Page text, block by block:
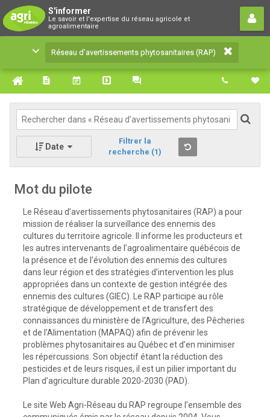
S'informer
Le savoir et l'expertise du réseau agricole et
agroalimentaire
Réseau d’avertissements
phytosanitaires (RAP)
Le savoir et l'expertise du réseau agricole et
agroalimentaire
Réseau d’avertissements phytosanitaires (RAP)
Date
Filtrer la
recherche (1)
Mot du pilote
Le Réseau d’avertissements phytosanitaires (RAP) a pour
mission de réaliser la surveillance des ennemis des
cultures du territoire agricole. Il informe les producteurs et
les autres intervenants de l’agroalimentaire québécois de
la présence et de l’évolution des ennemis des cultures
dans leur région et des stratégies d’intervention les plus
appropriées dans un contexte de gestion intégrée des
ennemis des cultures (GIEC). Le RAP participe au rôle
stratégique de développement et de transfert des
connaissances du ministère de l'Agriculture, des Pêcheries
et de l'Alimentation (MAPAQ) afin de prévenir les
problèmes phytosanitaires au Québec et d’en minimiser
les répercussions. Son objectif étant la réduction des
pesticides et de leurs risques, il est un pilier important du
Plan d’agriculture durable 2020-2030 (PAD).
Le site Web Agri-Réseau du RAP regroupe l’ensemble des